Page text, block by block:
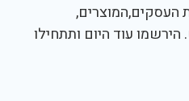
העסקים,המוצרים,
עוד היום ותתחילו